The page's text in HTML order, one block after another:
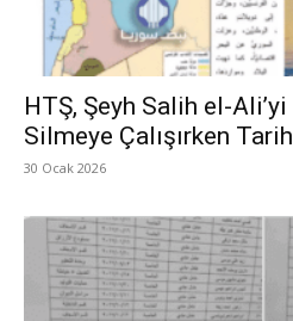
HTŞ, Şeyh Salih el-
Silmeye Çalışırken
30 Ocak 2026